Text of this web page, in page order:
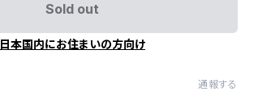
Sold out
日本国内にお住まいの方向け
通報する